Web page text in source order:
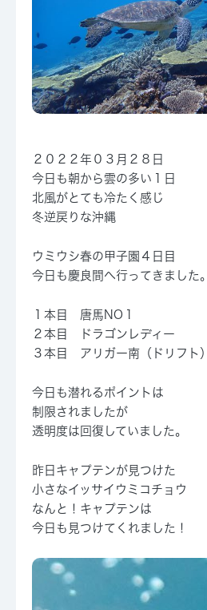
２０２２年０３月２８日
今日も朝から雲の多い１日
北風がとても冷たく感じ
冬逆戻りな沖縄
ウミウシ春の甲子園４日目
今日も慶良間へ行ってきました。
１本目 唐馬NO１
２本目 ドラゴンレディー
３本目 アリガー南（ドリフト）
今日も潜れるポイントは
制限されましたが
透明度は回復していました。
昨日キャプテンが見つけた
小さなイッサイウミコチョウ
なんと！キャプテンは
今日も見つけてくれました！